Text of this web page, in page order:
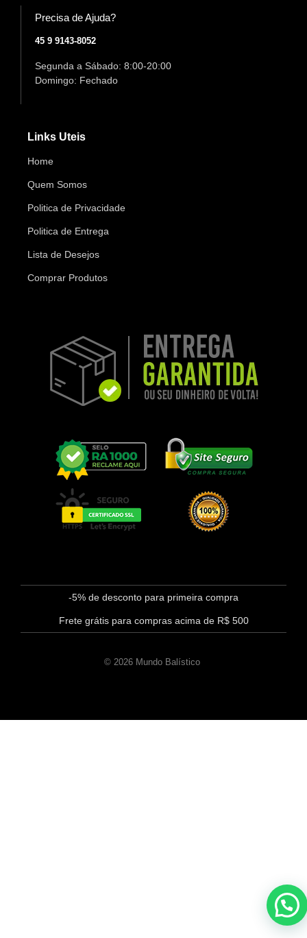
Precisa de Ajuda?
45 9 9143-8052
Segunda a Sábado: 8:00-20:00
Domingo: Fechado
Links Uteis
Home
Quem Somos
Politica de Privacidade
Politica de Entrega
Lista de Desejos
Comprar Produtos
-5% de desconto para primeira compra
Frete grátis para compras acima de R$ 500
© 2026 Mundo Balístico